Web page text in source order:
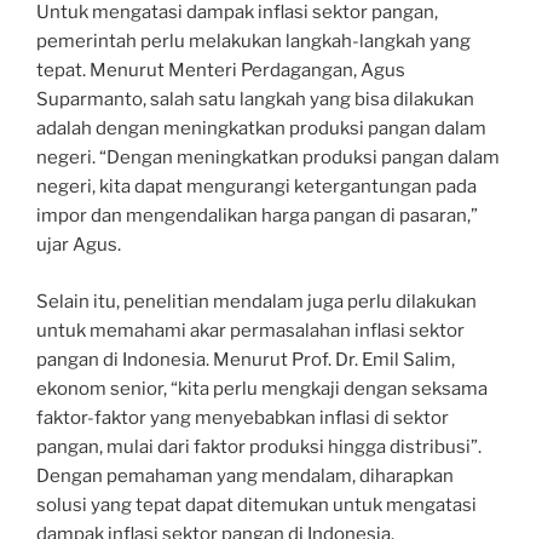
Untuk mengatasi dampak inflasi sektor pangan,
pemerintah perlu melakukan langkah-langkah yang
tepat. Menurut Menteri Perdagangan, Agus
Suparmanto, salah satu langkah yang bisa dilakukan
adalah dengan meningkatkan produksi pangan dalam
negeri. “Dengan meningkatkan produksi pangan dalam
negeri, kita dapat mengurangi ketergantungan pada
impor dan mengendalikan harga pangan di pasaran,”
ujar Agus.
Selain itu, penelitian mendalam juga perlu dilakukan
untuk memahami akar permasalahan inflasi sektor
pangan di Indonesia. Menurut Prof. Dr. Emil Salim,
ekonom senior, “kita perlu mengkaji dengan seksama
faktor-faktor yang menyebabkan inflasi di sektor
pangan, mulai dari faktor produksi hingga distribusi”.
Dengan pemahaman yang mendalam, diharapkan
solusi yang tepat dapat ditemukan untuk mengatasi
dampak inflasi sektor pangan di Indonesia.